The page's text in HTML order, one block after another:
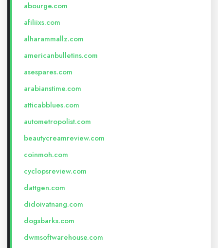
abourge.com
afiliixs.com
alharammallz.com
americanbulletins.com
asespares.com
arabianstime.com
atticabblues.com
autometropolist.com
beautycreamreview.com
coinmoh.com
cyclopsreview.com
dattgen.com
didoivatnang.com
dogsbarks.com
dwmsoftwarehouse.com